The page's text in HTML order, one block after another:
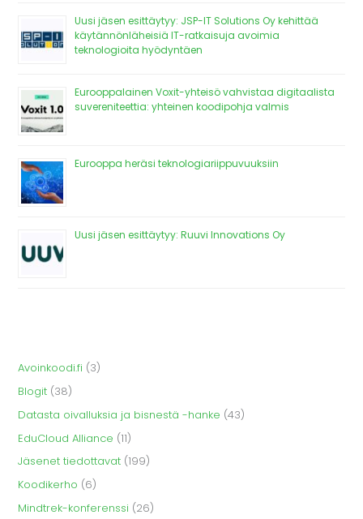
Uusi jäsen esittäytyy: JSP-IT Solutions Oy kehittää
käytännönläheisiä IT-ratkaisuja avoimia
teknologioita hyödyntäen
Eurooppalainen Voxit-yhteisö vahvistaa digitaalista
suvereniteettia: yhteinen koodipohja valmis
Eurooppa heräsi teknologiariippuvuuksiin
Uusi jäsen esittäytyy: Ruuvi Innovations Oy
Avoinkoodi.fi (3)
Blogit (38)
Datasta oivalluksia ja bisnestä -hanke (43)
EduCloud Alliance (11)
Jäsenet tiedottavat (199)
Koodikerho (6)
Mindtrek-konferenssi (26)